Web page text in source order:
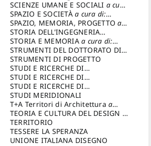
Marcello
Comportamento
SCIENZE UMANE E SOCIALI a cura
di: Iannizzi Salvatore
SPAZIO E SOCIETÀa cura di:
Cassetti Roberto
SPAZIO, MEMORIA, PROGETTOa
cura di: Rossi Massimo
STORIA DELL'INGEGNERIA
STRUTTURALE IN ITALIAa cura di:
Poretti Sergio
STORIA E MEMORIAa cura di:
Rossi Lauro
STRUMENTI DEL DOTTORATO DI
RICERCA IN RILIEVO E
RAPPRESENTAZIONE
DELL’ARCHITETTURA E
DELL’AMBIENTEa cura di: Migliari
Riccardo
STRUMENTI DI PROGETTO
STUDI E RICERCHE DI
ARCHEOLOGIA IN SICILIA
di: Pelagatti Paola
STUDI E RICERCHE DI
ARCHITETTURA del Dipartimento
di Architettura Università degli
Studi G. d' Annunzio
STUDI E RICERCHE DI
ARCHITETTURA del Dipartimento
di Architettura Università degli
Studi G. d' Annunzio, Chieti-
Pescaraa cura di: Fusero Paolo
STUDI MERIDIONALI
T+A Territori di Architetturaa
cura di: Ramazzotti Luigi
TEORIA E CULTURA DEL DESIGN a
cura di: Furlanis Giuseppe
TERRITORIO
TESSERE LA SPERANZA
UNIONE ITALIANA DISEGNO